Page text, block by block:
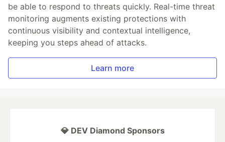
be able to respond to threats quickly. Real-time threat
monitoring augments existing protections with
continuous visibility and contextual intelligence,
keeping you steps ahead of attacks.
Learn more
💎 DEV Diamond Sponsors